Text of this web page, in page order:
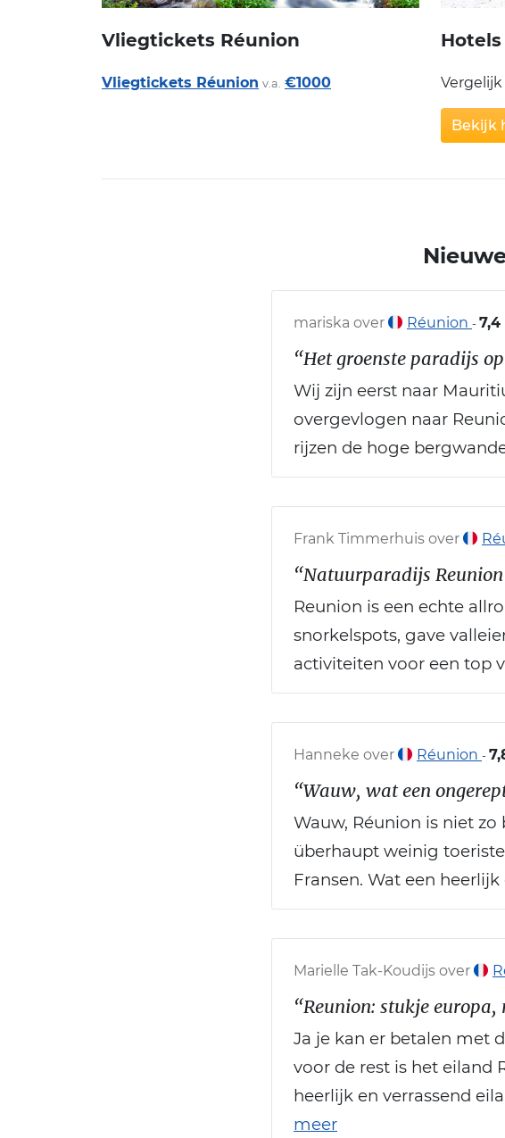
Vliegtickets Réunion
Vliegtickets Réunion v.a. €1000
Bekijk
mariska over Réunion - 7,4
“Het groenste paradijs
Wij zijn eerst naar
overgevlogen naar
rijzen de hoge
Frank Timmerhuis over
“Natuurparadijs
Reunion is een echte
snorkelspots, gave
activiteiten voor een top
Hanneke over Réunion -
“Wauw, wat een
Wauw, Réunion is niet
überhaupt weinig
Fransen. Wat een
Marielle Tak-Koudijs over
“Reunion: stukje
Ja je kan er betalen met
voor de rest is het eiland
heerlijk en verrassend
meer